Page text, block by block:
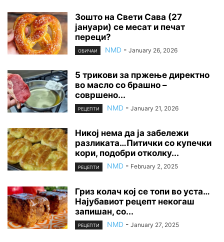
Зошто на Свети Сава (27
јануари) се месат и печат
переци?
ОБИЧАИ NMD - January 26, 2026
5 трикови за пржење директно
во масло со брашно –
совршено...
РЕЦЕПТИ NMD - January 21, 2026
Никој нема да ја забележи
разликата…Питички со купечки
кори, подобри отколку...
РЕЦЕПТИ NMD - February 2, 2025
Гриз колач кој се топи во уста…
Најубавиот рецепт некогаш
запишан, со...
РЕЦЕПТИ NMD - January 27, 2025